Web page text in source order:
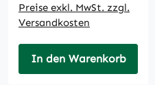
Preise exkl. MwSt. zzgl.
Versandkosten
In den Warenkorb